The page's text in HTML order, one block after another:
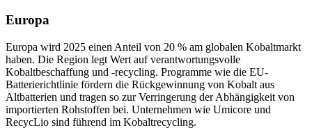
Europa
Europa wird 2025 einen Anteil von 20 % am globalen Kobaltmarkt
haben. Die Region legt Wert auf verantwortungsvolle
Kobaltbeschaffung und -recycling. Programme wie die EU-
Batterierichtlinie fördern die Rückgewinnung von Kobalt aus
Altbatterien und tragen so zur Verringerung der Abhängigkeit von
importierten Rohstoffen bei. Unternehmen wie Umicore und
RecycLio sind führend im Kobaltrecycling.